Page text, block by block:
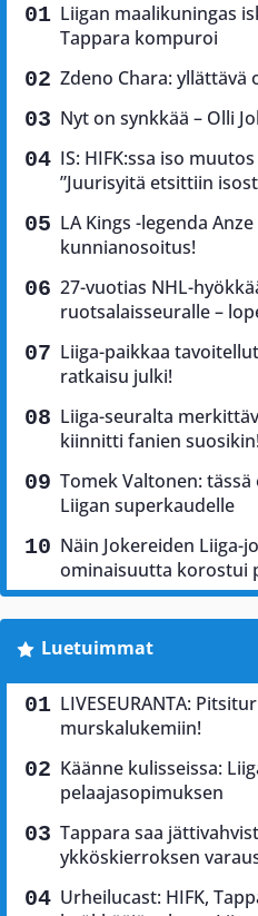
Liigan maalikuningas
Tappara kompuroi
Zdeno Chara: yllättävä
Nyt on synkkää – Olli
IS: HIFK:ssa iso
”Juurisyitä etsittiin
LA Kings -legenda
kunnianosoitus!
27-vuotias NHL-
ruotsalaisseuralle –
Liiga-paikkaa
ratkaisu julki!
Liiga-seuralta
kiinnitti fanien suosikin!
Tomek Valtonen:
Liigan superkaudelle
Näin Jokereiden Liiga-
ominaisuutta korostui
Luetuimmat
LIVESEURANTA:
murskalukemiin!
Käänne kulisseissa:
pelaajasopimuksen
Tappara saa
ykköskierroksen
Urheilucast: HIFK,